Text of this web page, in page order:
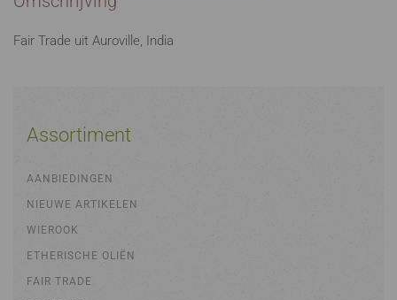
Fair Trade uit Auroville, India
Assortiment
AANBIEDINGEN
NIEUWE ARTIKELEN
WIEROOK
ETHERISCHE OLIËN
FAIR TRADE